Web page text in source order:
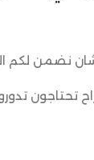
نضمن لكم
تحتاجون